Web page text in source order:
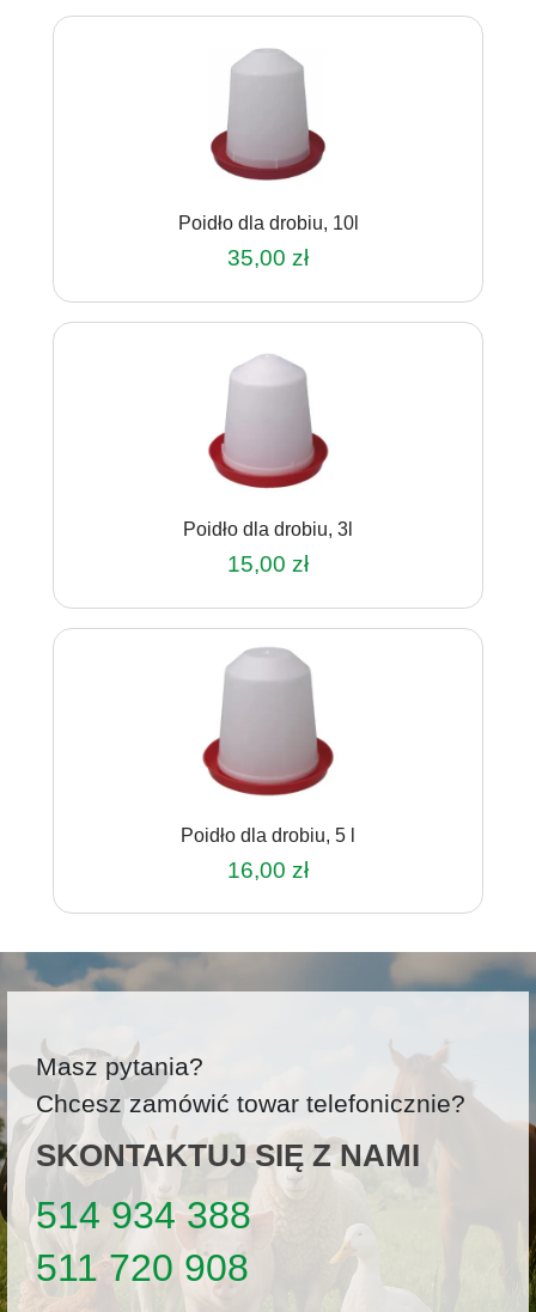
Poidło dla drobiu, 10l
35,00 zł
Poidło dla drobiu, 3l
15,00 zł
Poidło dla drobiu, 5 l
16,00 zł
Masz pytania?
Chcesz zamówić towar telefonicznie?
SKONTAKTUJ SIĘ Z NAMI
514 934 388
511 720 908